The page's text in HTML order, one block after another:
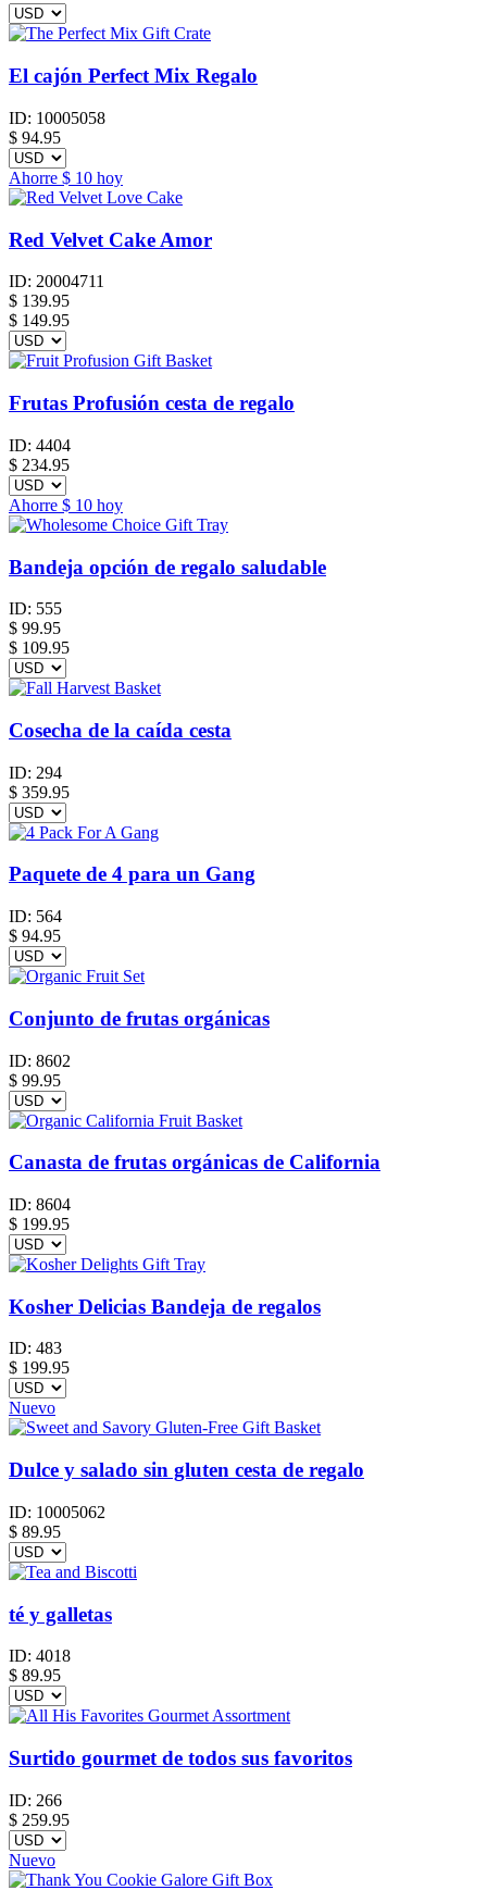
El cajón Perfect Mix Regalo
ID: 10005058
$ 94.95
Ahorre $ 10 hoy
Red Velvet Cake Amor
ID: 20004711
$ 139.95
$ 149.95
Frutas Profusión cesta de regalo
ID: 4404
$ 234.95
Ahorre $ 10 hoy
Bandeja opción de regalo saludable
ID: 555
$ 99.95
$ 109.95
Cosecha de la caída cesta
ID: 294
$ 359.95
Paquete de 4 para un Gang
ID: 564
$ 94.95
Conjunto de frutas orgánicas
ID: 8602
$ 99.95
Canasta de frutas orgánicas de California
ID: 8604
$ 199.95
Kosher Delicias Bandeja de regalos
ID: 483
$ 199.95
Nuevo
Dulce y salado sin gluten cesta de regalo
ID: 10005062
$ 89.95
té y galletas
ID: 4018
$ 89.95
Surtido gourmet de todos sus favoritos
ID: 266
$ 259.95
Nuevo